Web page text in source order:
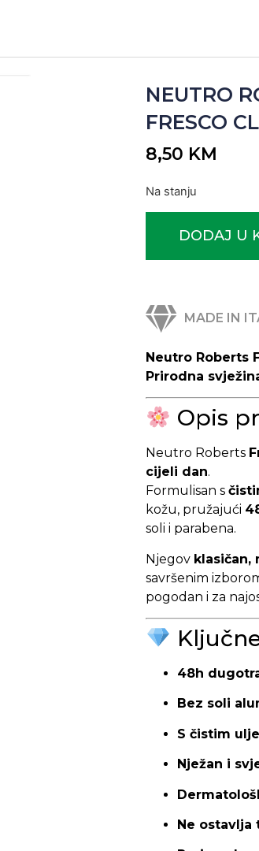
NEUTRO
FRESCO
8,50 KM
Na stanju
DODAJ U
MADE IN
Neutro Roberts
Prirodna
Opis
Neutro Roberts
cijeli dan.
Formulisan s
kožu, pružajući
soli i parabena.
Njegov klasičan,
savršenim
pogodan i za
48h
Bez soli
S čistim
Nježan i
Ne ostavlja